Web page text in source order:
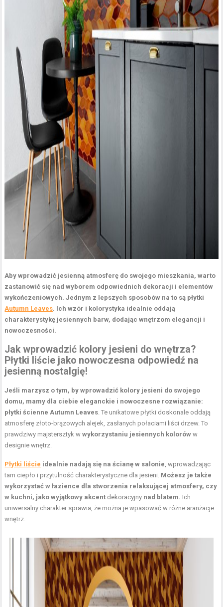
Aby wprowadzić jesienną atmosferę do swojego mieszkania, warto
zastanowić się nad wyborem odpowiednich dekoracji i elementów
wykończeniowych. Jednym z lepszych sposobów na to są płytki
Autumn Leaves. Ich wzór i kolorystyka idealnie oddają
charakterystykę jesiennych barw, dodając wnętrzom elegancji i
nowoczesności.
Jak wprowadzić kolory jesieni do wnętrza?
Płytki liście jako nowoczesna odpowiedź na
jesienną nostalgię!
Jeśli marzysz o tym, by wprowadzić kolory jesieni do swojego
domu, mamy dla ciebie eleganckie i nowoczesne rozwiązanie:
płytki ścienne Autumn Leaves . Te unikatowe płytki doskonale oddają
atmosferę złoto-brązowych alejek, zasłanych połaciami liści drzew. To
prawdziwy majstersztyk wwykorzystaniu jesiennych kolorów w
designie wnętrz.
Płytki liście idealnie nadają się na ścianę w salonie , wprowadzając
tam ciepło i przytulność charakterystyczne dla jesieni. Możesz je także
wykorzystać w łazience dla stworzenia relaksującej atmosfery, czy
w kuchni, jako wyjątkowy akcent dekoracyjny nad blatem. Ich
uniwersalny charakter sprawia, że można je wpasować w różne aranżacje
wnętrz.